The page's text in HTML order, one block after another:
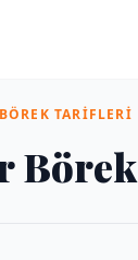
BÖREK TARIFLERI
Börek